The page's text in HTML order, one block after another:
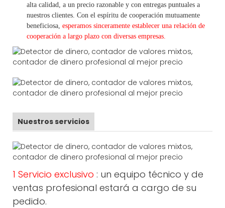
alta calidad, a un precio razonable y con entregas puntuales a
nuestros clientes. Con el espíritu de cooperación mutuamente
beneficiosa, esperamos sinceramente establecer una relación de
cooperación a largo plazo con diversas empresas.
Nuestros servicios
1 Servicio exclusivo : un equipo técnico y de
ventas profesional estará a cargo de su
pedido.